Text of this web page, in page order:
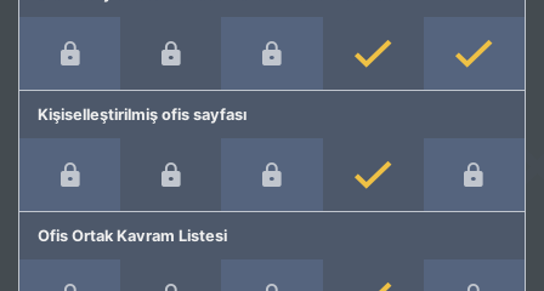
Kişiselleştirilmiş ofis sayfası
Ofis Ortak Kavram Listesi